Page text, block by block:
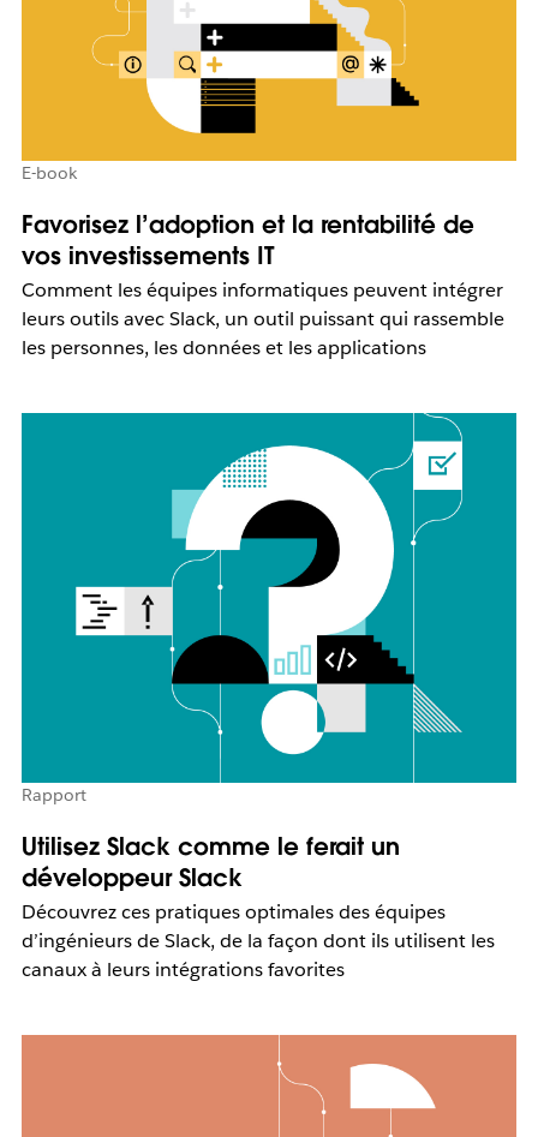
E-book
Favorisez l’adoption et la rentabilité de
vos investissements IT
Comment les équipes informatiques peuvent intégrer
leurs outils avec Slack, un outil puissant qui rassemble
les personnes, les données et les applications
Rapport
Utilisez Slack comme le ferait un
développeur Slack
Découvrez ces pratiques optimales des équipes
d’ingénieurs de Slack, de la façon dont ils utilisent les
canaux à leurs intégrations favorites